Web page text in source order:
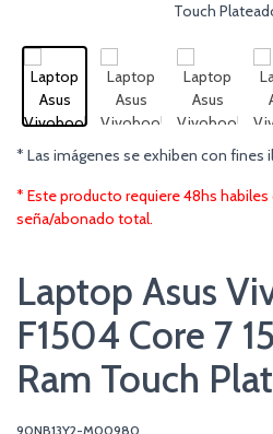
* Las imágenes se exhiben con fines
* Este producto requiere 48hs
seña/abonado total.
Laptop Asus
F1504 Core 7
Ram Touch
90NB13Y2-M00980